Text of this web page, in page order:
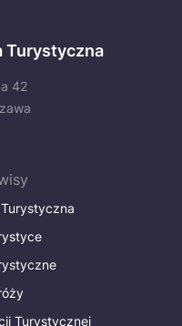
Turystyczna
42
Turystycznej